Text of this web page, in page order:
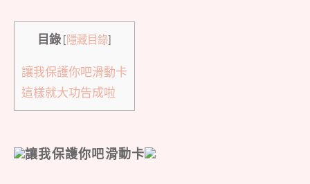
目錄 [隱藏目錄]
讓我保護你吧滑動卡
這樣就大功告成啦
讓我保護你吧滑動卡